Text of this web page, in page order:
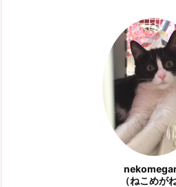
（ねこめが